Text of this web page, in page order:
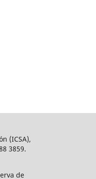
(ICSA),
3859.
de